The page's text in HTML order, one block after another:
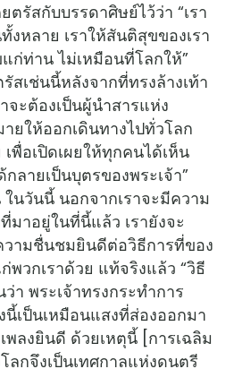
สกับบรรดาศิษย์ไว้ว่า “เรา
หลาย เราให้สันติสุขของเรา
ก่ท่าน ไม่เหมือนที่โลกให้”
สเช่นนี้หลังจากที่ทรงล้างเท้า
จะต้องเป็นผู้นำสารแห่ง
ยให้ออกเดินทางไปทั่วโลก
พื่อเปิดเผยให้ทุกคนได้เห็น
ลายเป็นบุตรของพระเจ้า”
ในวันนี้ นอกจากเราจะมีความ
าอยู่ในที่นี้แล้ว เรายังจะ
วามชื่นชมยินดีต่อวิธีการที่ของ
วกเราด้วย แท้จริงแล้ว “วิธี
า พระเจ้าทรงกระทำการ
นี้เป็นเหมือนแสงที่ส่องออกมา
พลงยินดี ด้วยเหตุนี้ [การเฉลิม
กจึงเป็นเทศกาลแห่งดนตรี